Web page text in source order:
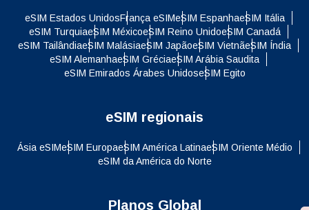
eSIM Estados UnidosFrança eSIMeSIM EspanhaeSIM Itália
eSIM TurquiaeSIM MéxicoeSIM Reino UnidoeSIM Canadá
eSIM TailândiaeSIM MalásiaeSIM JapãoeSIM VietnãeSIM Índia
eSIM AlemanhaeSIM GréciaeSIM Arábia Saudita
eSIM Emirados Árabes UnidoseSIM Egito
eSIM regionais
Ásia eSIMeSIM EuropaeSIM América LatinaeSIM Oriente Médio
eSIM da América do Norte
Planos Global